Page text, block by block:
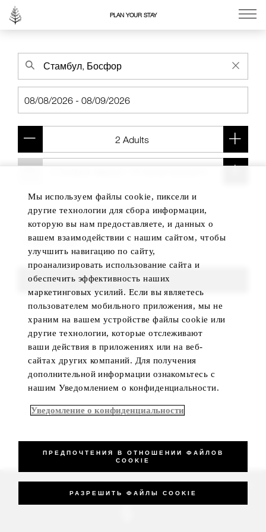
PLAN YOUR STAY
Add another room
FIND ROOMS
_Four Seasons Hotels Limited 1997-2026. All Rights Reserved.
Мы используем файлы cookie, пиксели и
другие технологии для сбора информации,
которую вы нам предоставляете, и данных о
вашем взаимодействии с нашим сайтом, чтобы
улучшить навигацию по сайту,
проанализировать использование сайта и
обеспечить эффективность наших
маркетинговых усилий. Если вы являетесь
пользователем мобильного приложения, мы не
храним на вашем устройстве файлы cookie или
другие технологии, которые отслеживают
ваши действия в приложениях или на веб-
сайтах других компаний. Для получения
дополнительной информации ознакомьтесь с
нашим Уведомлением о конфиденциальности.
Уведомление о конфиденциальности
ПРЕДПОЧТЕНИЯ В ОТНОШЕНИИ ФАЙЛОВ
COOKIE
РАЗРЕШИТЬ ФАЙЛЫ COOKIE